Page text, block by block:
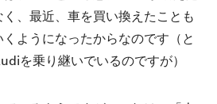
、最近、車を買い換えたことも
ようになったからなのです（と
を乗り継いでいるのですが）